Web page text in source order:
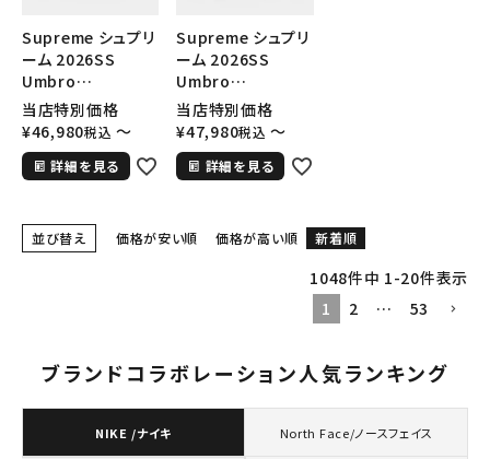
Supreme シュプリ
ーム 2026SS
Umbro
Rhinestone
Track Jacket ア
ンブロ ラインストー
ン トラックジャケッ
当店特別価格
¥46,980税込 〜
詳細を見る
Supreme シュプリ
ーム 2026SS
Umbro
Rhinestone
Track Jacket ア
ンブロ ラインストー
ン トラックジャケッ
当店特別価格
¥47,980税込 〜
詳細を見る
並び替え 価格が安い順 価格が高い順 新着順
1048件中 1-20件表示
1
2 … 53
ブランドコラボレーション人気ランキング
NIKE /ナイキ North Face/ノースフェイス